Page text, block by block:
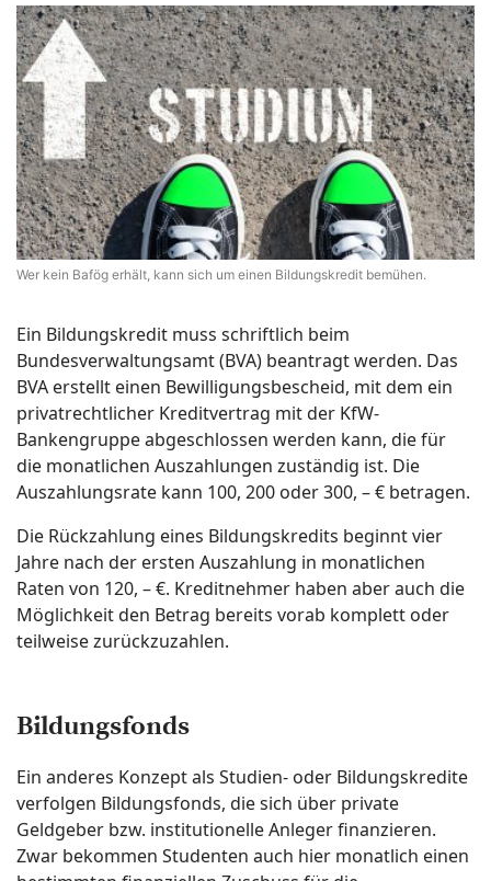
Wer kein Bafög erhält, kann sich um einen Bildungskredit bemühen.
Ein Bildungskredit muss schriftlich beim
Bundesverwaltungsamt (BVA) beantragt werden. Das
BVA erstellt einen Bewilligungsbescheid, mit dem ein
privatrechtlicher Kreditvertrag mit der KfW-
Bankengruppe abgeschlossen werden kann, die für
die monatlichen Auszahlungen zuständig ist. Die
Auszahlungsrate kann 100, 200 oder 300, – € betragen.
Die Rückzahlung eines Bildungskredits beginnt vier
Jahre nach der ersten Auszahlung in monatlichen
Raten von 120, – €. Kreditnehmer haben aber auch die
Möglichkeit den Betrag bereits vorab komplett oder
teilweise zurückzuzahlen.
Bildungsfonds
Ein anderes Konzept als Studien- oder Bildungskredite
verfolgen Bildungsfonds, die sich über private
Geldgeber bzw. institutionelle Anleger finanzieren.
Zwar bekommen Studenten auch hier monatlich einen